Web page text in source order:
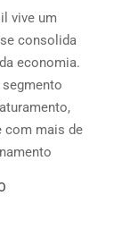
vive um
consolida
economia.
com mais de